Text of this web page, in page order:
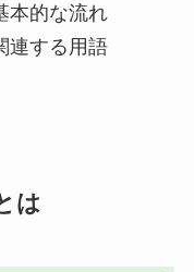
本的な流れ
連する用語
は